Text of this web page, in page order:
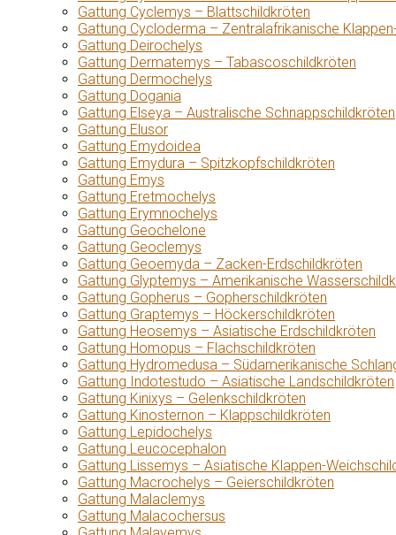
Gattung Cyclemys – Blattschildkröten
Gattung Cycloderma – Zentralafrikanische
Gattung Deirochelys
Gattung Dermatemys – Tabascoschildkröten
Gattung Dermochelys
Gattung Dogania
Gattung Elseya – Australische Schnappschildkröten
Gattung Elusor
Gattung Emydoidea
Gattung Emydura – Spitzkopfschildkröten
Gattung Emys
Gattung Eretmochelys
Gattung Erymnochelys
Gattung Geochelone
Gattung Geoclemys
Gattung Geoemyda – Zacken-Erdschildkröten
Gattung Glyptemys – Amerikanische
Gattung Gopherus – Gopherschildkröten
Gattung Graptemys – Höckerschildkröten
Gattung Heosemys – Asiatische Erdschildkröten
Gattung Homopus – Flachschildkröten
Gattung Hydromedusa – Südamerikanische
Gattung Indotestudo – Asiatische Landschildkröten
Gattung Kinixys – Gelenkschildkröten
Gattung Kinosternon – Klappschildkröten
Gattung Lepidochelys
Gattung Leucocephalon
Gattung Lissemys – Asiatische Klappen-
Gattung Macrochelys – Geierschildkröten
Gattung Malaclemys
Gattung Malacochersus